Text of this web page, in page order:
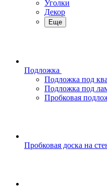
Уголки
Декор
Еще
Подложка
Подложка под
Подложка под
Пробковая
Пробковая доска на